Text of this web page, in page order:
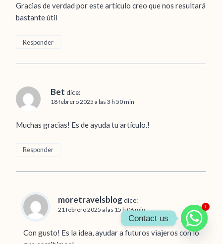
Gracias de verdad por este artículo creo que nos resultará
bastante útil
Responder
Bet dice:
18 febrero 2025 a las 3 h 50 min
Muchas gracias! Es de ayuda tu artículo.!
Responder
moretravelsblog dice:
21 febrero 2025 a las 15 h 06 min
Con gusto! Es la idea, ayudar a futuros viajeros con lo
1
Contact us